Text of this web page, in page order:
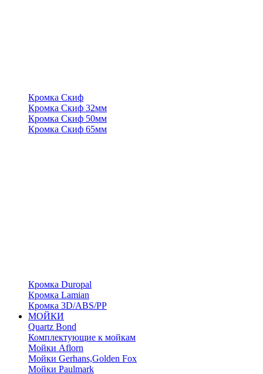
Кромка Скиф
Кромка Скиф 32мм
Кромка Скиф 50мм
Кромка Скиф 65мм
Кромка Duropal
Кромка Lamian
Кромка 3D/ABS/PP
МОЙКИ
Quartz Bond
Комплектующие к мойкам
Мойки Aflorn
Мойки Gerhans,Golden Fox
Мойки Paulmark